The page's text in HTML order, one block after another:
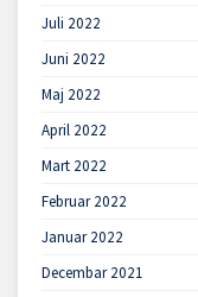
Juli 2022
Juni 2022
Maj 2022
April 2022
Mart 2022
Februar 2022
Januar 2022
Decembar 2021